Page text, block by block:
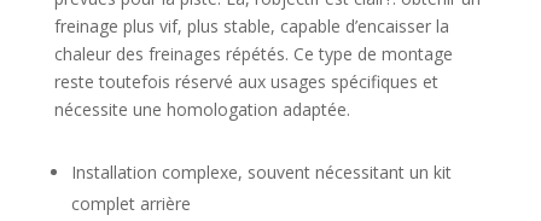
freinage plus vif, plus stable, capable d’encaisser la
chaleur des freinages répétés. Ce type de montage
reste toutefois réservé aux usages spécifiques et
nécessite une homologation adaptée.
Installation complexe, souvent nécessitant un kit
complet arrière